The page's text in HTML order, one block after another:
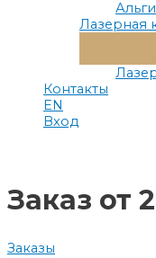
Лазерная
Контакты
EN
Вход
Заказ от
Заказы